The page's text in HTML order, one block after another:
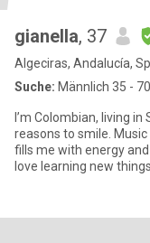
gianella, 37
Algeciras, Andalucía,
Suche: Männlich 35 - 70
I’m Colombian, living
reasons to smile.
fills me with energy
love learning new